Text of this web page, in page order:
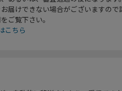
届けできない場合がございますので
ご覧下さい。
こちら